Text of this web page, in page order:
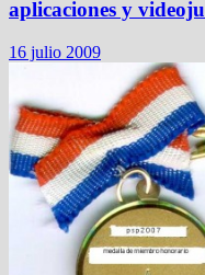
aplicaciones y
16 julio 2009